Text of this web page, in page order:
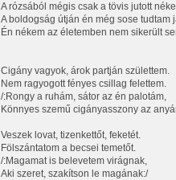
A rózsából mégis csak a tövis jutott
A boldogság útján én még sose tudtam
Én nékem az életemben nem sikerült
Cigány vagyok, árok partján születtem.
Nem ragyogott fényes csillag felettem.
/:Rongy a ruhám, sátor az én palotám,
Könnyes szemű cigányasszony az
Veszek lovat, tizenkettőt, feketét.
Fölszántatom a becsei temetőt.
/:Magamat is belevetem virágnak,
Aki szeret, szakítson le magának:/